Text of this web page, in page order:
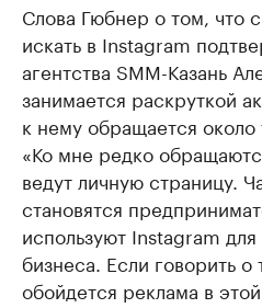
Слова Гюбнер о том, что
искать в Instagram
агентства SMM-Казань
занимается раскруткой
к нему обращается около
«Ко мне редко
ведут личную страницу.
становятся
используют Instagram
бизнеса. Если говорить о
обойдется реклама в